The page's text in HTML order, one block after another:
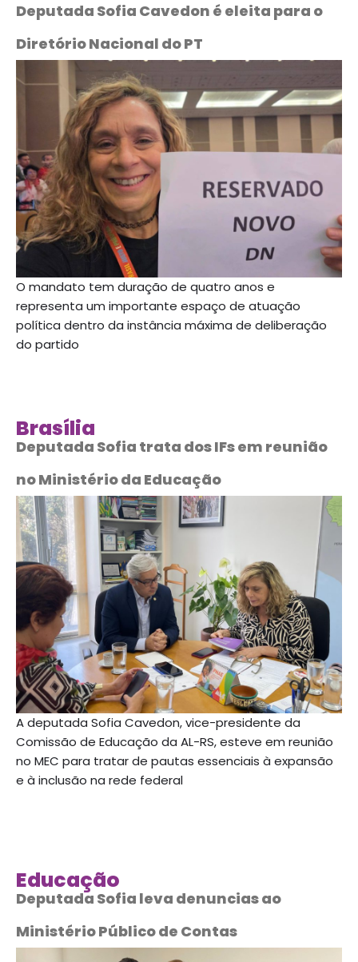
Deputada Sofia Cavedon é eleita para o
Diretório Nacional do PT
O mandato tem duração de quatro anos e
representa um importante espaço de atuação
política dentro da instância máxima de deliberação
do partido
Brasília
Deputada Sofia trata dos IFs em reunião
no Ministério da Educação
A deputada Sofia Cavedon, vice-presidente da
Comissão de Educação da AL-RS, esteve em reunião
no MEC para tratar de pautas essenciais à expansão
e à inclusão na rede federal
Educação
Deputada Sofia leva denuncias ao
Ministério Público de Contas